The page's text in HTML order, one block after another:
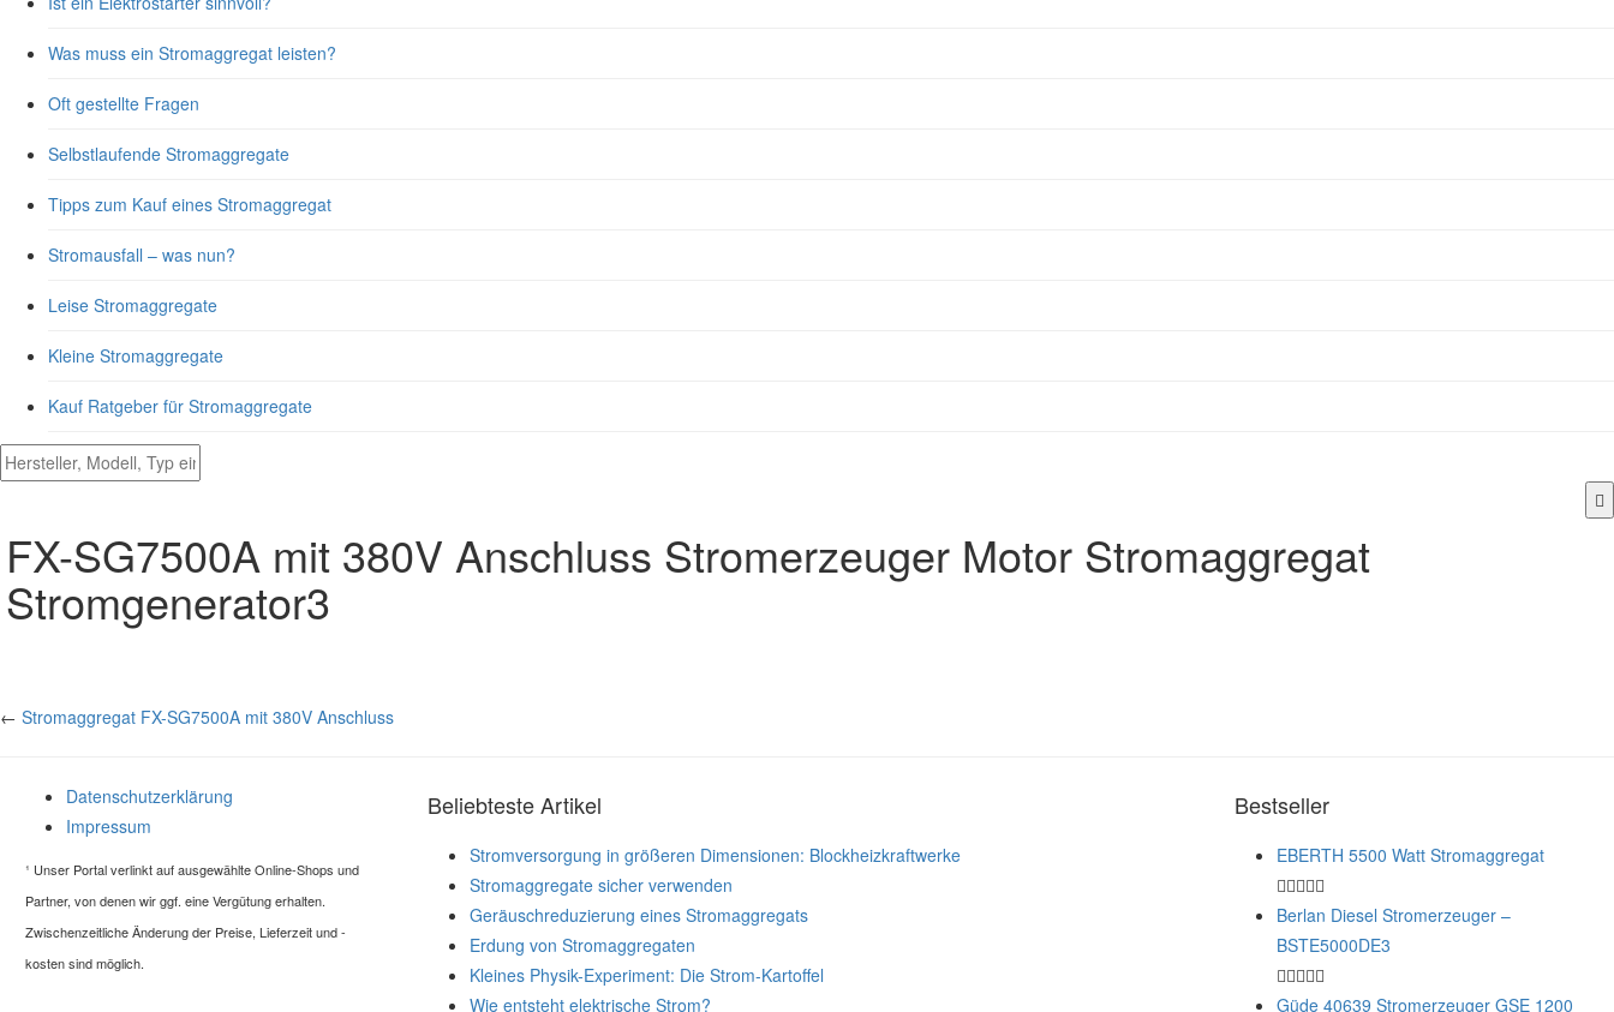
Was muss ein Stromaggregat leisten?
Oft gestellte Fragen
Selbstlaufende Stromaggregate
Tipps zum Kauf eines Stromaggregat
Stromausfall – was nun?
Leise Stromaggregate
Kleine Stromaggregate
Kauf Ratgeber für Stromaggregate
FX-SG7500A mit 380V Anschluss Stromerzeuger Motor Stromaggregat
Stromgenerator3
← Stromaggregat FX-SG7500A mit 380V Anschluss
Datenschutzerklärung
Impressum
¹ Unser Portal verlinkt auf ausgewählte Online-Shops und
Partner, von denen wir ggf. eine Vergütung erhalten.
Zwischenzeitliche Änderung der Preise, Lieferzeit und -
kosten sind möglich.
Beliebteste Artikel
Stromversorgung in größeren Dimensionen: Blockheizkraftwerke
Stromaggregate sicher verwenden
Geräuschreduzierung eines Stromaggregats
Erdung von Stromaggregaten
Kleines Physik-Experiment: Die Strom-Kartoffel
Wie entsteht elektrische Strom?
Bestseller
EBERTH 5500 Watt Stromaggregat
Berlan Diesel Stromerzeuger –
BSTE5000DE3
Güde 40639 Stromerzeuger GSE 1200